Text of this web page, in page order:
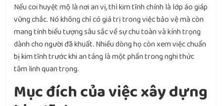
Nếu coi huyệt mộ là nơi an vị, thì kim tĩnh chính là lớp áo giáp
vững chắc. Nó không chỉ có giá trị trong việc bảo vệ mà còn
mang tính biểu tượng sâu sắc về sự chu toàn và kính trọng
dành cho người đã khuất. Nhiều dòng họ còn xem việc chuẩn
bị kim tĩnh trước khi an táng là một phần trong nghi thức
tâm linh quan trọng.
Mục đích của việc xây dựng